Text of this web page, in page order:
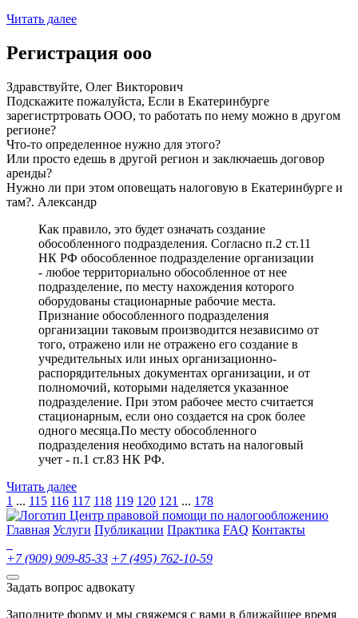
Читать далее
Регистрация ооо
Здравствуйте, Олег Викторович
Подскажите пожалуйста, Если в Екатеринбурге
зарегистртровать ООО, то работать по нему можно в другом
регионе?
Что-то определенное нужно для этого?
Или просто едешь в другой регион и заключаешь договор
аренды?
Нужно ли при этом оповещать налоговую в Екатеринбурге и
там?. Александр
Как правило, это будет означать создание
обособленного подразделения. Согласно п.2 ст.11
НК РФ обособленное подразделение организации
- любое территориально обособленное от нее
подразделение, по месту нахождения которого
оборудованы стационарные рабочие места.
Признание обособленного подразделения
организации таковым производится независимо от
того, отражено или не отражено его создание в
учредительных или иных организационно-
распорядительных документах организации, и от
полномочий, которыми наделяется указанное
подразделение. При этом рабочее место считается
стационарным, если оно создается на срок более
одного месяца.По месту обособленного
подразделения необходимо встать на налоговый
учет - п.1 ст.83 НК РФ.
Читать далее
1 ... 115 116 117 118 119 120 121 ... 178
Центр правовой помощи по налогообложению
Главная Услуги Публикации Практика FAQ Контакты
+7 (909) 909-85-33 +7 (495) 762-10-59
Задать вопрос адвокату
Заполните форму и мы свяжемся с вами в ближайшее время